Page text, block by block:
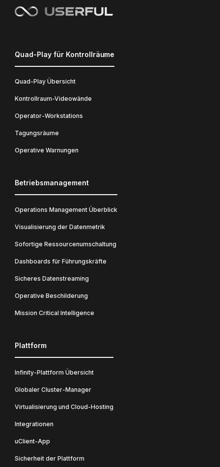
Quad-Play für Kontrollräume
Quad-Play Übersicht
Kontrollraum-Videowände
Operator-Workstations
Tagungsräume
Operative Warnungen
Betriebsmanagement
Operations Management Überblick
Visualisierung der Datenmetrik
Sofortige Ressourcenumschaltung
Dashboards für Führungskräfte
Sicheres Datenstreaming
Operative Beschilderung
Mission Critical Intelligence
Plattform
Infinity-Plattform Übersicht
Globaler Cluster-Manager
Virtualisierung und Cloud-Hosting
Integrationen
uClient-App
Sicherheit der Plattform